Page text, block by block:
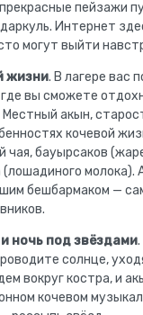
пейзажи
Интернет
могут выйти
жизни. В лагере вас
вы сможете
Местный акын,
кочевой
чая, бауырсаков
молока).
бешбармаком —
ночь под звёздами
солнце,
вокруг костра, и
кочевом